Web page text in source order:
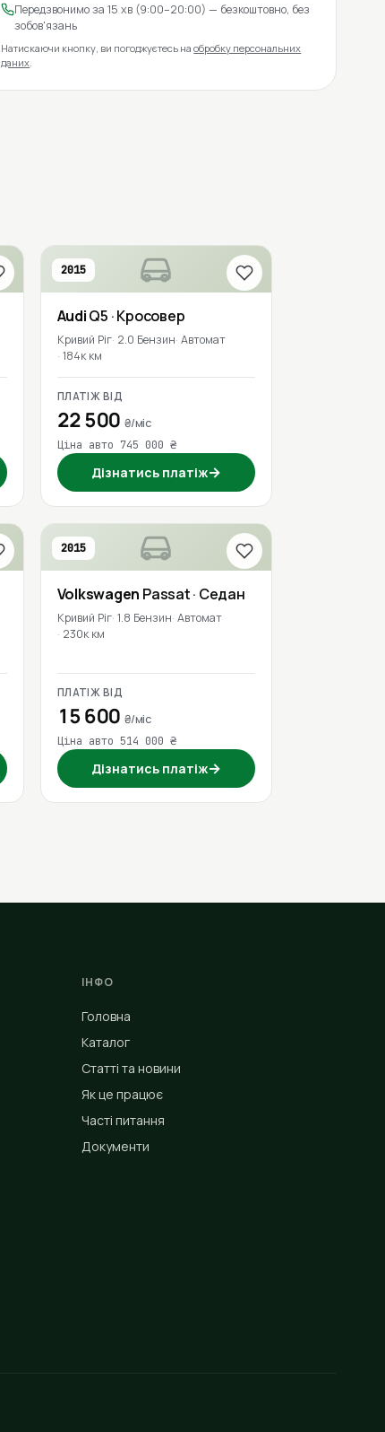
Передзвонимо за 15 хв (9:00–20:00) — безкоштовно, без
зобов'язань
Натискаючи кнопку, ви погоджуєтесь наобробку персональних
даних
2015
AudiQ5 · Кросовер
Кривий Ріг 2.0 Бензин Автомат
184к км
ПЛАТІЖ ВІД
22 500 ₴/міс
Ціна авто 745 000 ₴
Дізнатись платіж→
2015
Volkswagen Passat· Седан
Кривий Ріг 1.8 Бензин Автомат
230к км
ПЛАТІЖ ВІД
15 600 ₴/міс
Ціна авто 514 000 ₴
Дізнатись платіж→
ІНФО
Головна
Каталог
Статті та новини
Як це працює
Часті питання
Документи